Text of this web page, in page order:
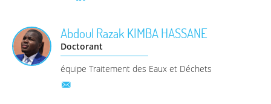
Abdoul Razak KIMBA HASSANE
Doctorant
équipe Traitement des Eaux et Déchets